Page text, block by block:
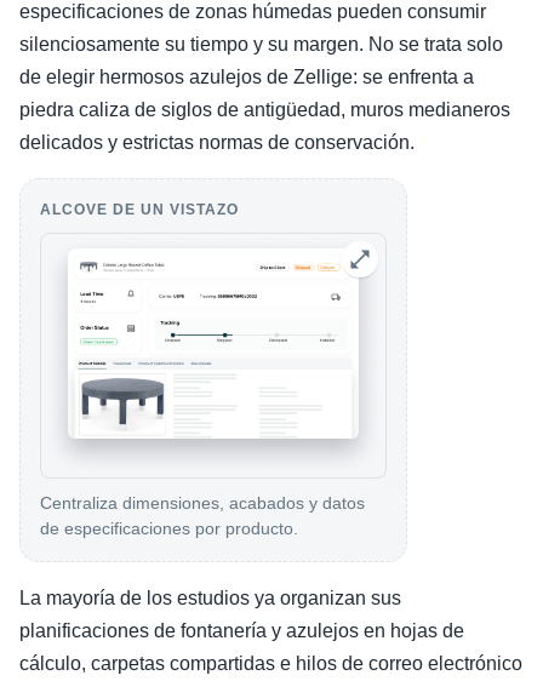
especificaciones de zonas húmedas pueden consumir
silenciosamente su tiempo y su margen. No se trata solo
de elegir hermosos azulejos de Zellige: se enfrenta a
piedra caliza de siglos de antigüedad, muros medianeros
delicados y estrictas normas de conservación.
ALCOVE DE UN VISTAZO
Centraliza dimensiones, acabados y datos
de especificaciones por producto.
La mayoría de los estudios ya organizan sus
planificaciones de fontanería y azulejos en hojas de
cálculo, carpetas compartidas e hilos de correo electrónico